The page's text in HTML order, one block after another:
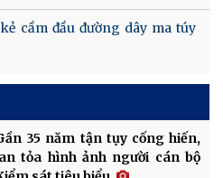
cầm đầu đường dây ma túy
35 năm tận tụy cống hiến,
tỏa hình ảnh người cán bộ